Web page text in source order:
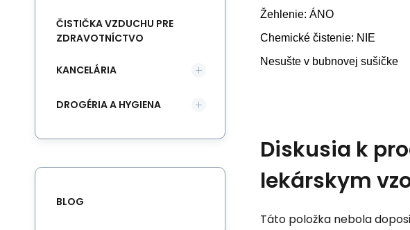
Žehlenie: ÁNO
Chemické čistenie: NIE
Nesušte v bubnovej sušičke
Diskusia k
lekárskym
Táto položka nebola
ČISTIČKA VZDUCHU PRE
ZDRAVOTNÍCTVO
KANCELÁRIA
DROGÉRIA A HYGIENA
BLOG